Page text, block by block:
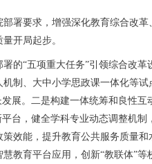
要求，增强深化教育综合改革
开局起步。
“五项重大任务”引领综合改革
制、大中小学思政课一体化等
展。二是构建一体统筹和良性互
台，健全学科专业动态调整机
效能，提升教育公共服务质量
教育平台应用，创新“教联体”